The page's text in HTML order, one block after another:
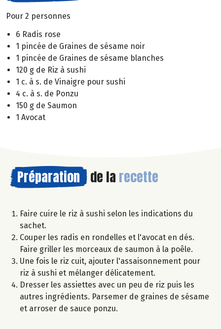
Pour 2 personnes
6 Radis rose
1 pincée de Graines de sésame noir
1 pincée de Graines de sésame blanches
120 g de Riz à sushi
1 c. à s. de Vinaigre pour sushi
4 c. à s. de Ponzu
150 g de Saumon
1 Avocat
Préparation de la recette
Faire cuire le riz à sushi selon les indications du
sachet.
Couper les radis en rondelles et l'avocat en dés.
Faire griller les morceaux de saumon à la poêle.
Une fois le riz cuit, ajouter l'assaisonnement pour
riz à sushi et mélanger délicatement.
Dresser les assiettes avec un peu de riz puis les
autres ingrédients. Parsemer de graines de sésame
et arroser de sauce ponzu.